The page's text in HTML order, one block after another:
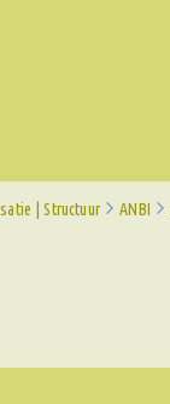
| Structuur ANBI